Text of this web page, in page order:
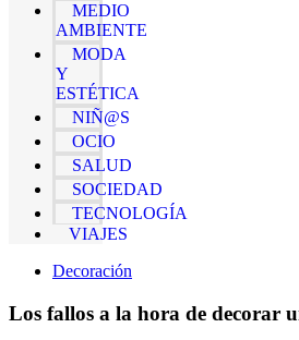
MEDIO
AMBIENTE
MODA
Y
ESTÉTICA
NIÑ@S
OCIO
SALUD
SOCIEDAD
TECNOLOGÍA
VIAJES
Decoración
Los fallos a la hora de decorar